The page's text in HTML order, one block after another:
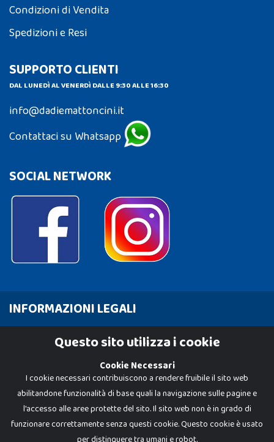
Condizioni di Vendita
Spedizioni e Resi
SUPPORTO CLIENTI
DAL LUNEDÌ AL VENERDÌ DALLE 9:30 ALLE 16:30
info@dadiemattoncini.it
Contattaci su Whatsapp
SOCIAL NETWORK
INFORMAZIONI LEGALI
Cookie PolicyQuesto sito utilizza i cookie
Cookie Necessari
I cookie necessari contribuiscono a rendere fruibile il sito web
abilitandone funzionalità di base quali la navigazione sulle pagine e
l'accesso alle aree protette del sito. Il sito web non è in grado di
funzionare correttamente senza questi cookie. Questo cookie è usato